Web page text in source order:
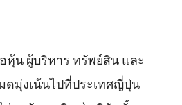
หุ้น ผู้บริหาร ทรัพย์สิน และ
ดมุ่งเน้นไปที่ประเทศญี่ปุ่น